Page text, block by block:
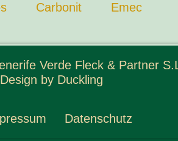
Verde Fleck & Partner
Design by Duckling
Datenschutz